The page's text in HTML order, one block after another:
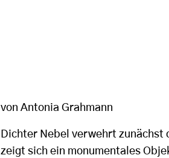
von Antonia Grahmann
Dichter Nebel verwehrt zunächst
zeigt sich ein monumentales